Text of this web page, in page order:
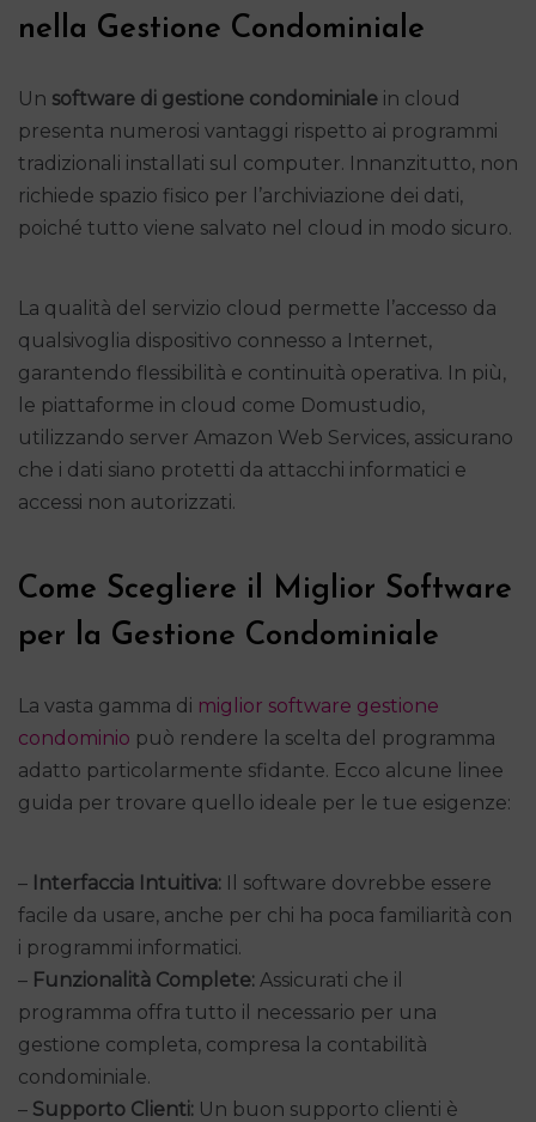
nella Gestione Condominiale
Un software di gestione condominiale in cloud
presenta numerosi vantaggi rispetto ai programmi
tradizionali installati sul computer. Innanzitutto, non
richiede spazio fisico per l’archiviazione dei dati,
poiché tutto viene salvato nel cloud in modo sicuro.
La qualità del servizio cloud permette l’accesso da
qualsivoglia dispositivo connesso a Internet,
garantendo flessibilità e continuità operativa. In più,
le piattaforme in cloud come Domustudio,
utilizzando server Amazon Web Services, assicurano
che i dati siano protetti da attacchi informatici e
accessi non autorizzati.
Come Scegliere il Miglior Software
per la Gestione Condominiale
La vasta gamma di miglior software gestione
condominio può rendere la scelta del programma
adatto particolarmente sfidante. Ecco alcune linee
guida per trovare quello ideale per le tue esigenze:
– Interfaccia Intuitiva: Il software dovrebbe essere
facile da usare, anche per chi ha poca familiarità con
i programmi informatici.
– Funzionalità Complete: Assicurati che il
programma offra tutto il necessario per una
gestione completa, compresa la contabilità
condominiale.
– Supporto Clienti: Un buon supporto clienti è